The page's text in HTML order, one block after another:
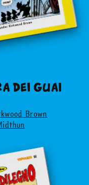
DEI GUAI
Brown